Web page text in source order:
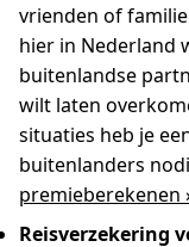
vrienden of
hier in Nederland
buitenlandse
wilt laten
situaties heb je
buitenlanders
premieberekenen
Reisverzekering